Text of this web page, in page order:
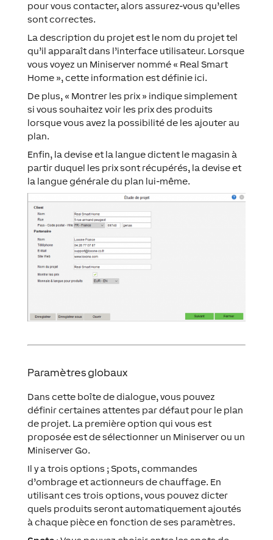
pour vous contacter, alors assurez-vous qu’elles
sont correctes.
La description du projet est le nom du projet tel
qu’il apparaît dans l’interface utilisateur. Lorsque
vous voyez un Miniserver nommé « Real Smart
Home », cette information est définie ici.
De plus, « Montrer les prix » indique simplement
si vous souhaitez voir les prix des produits
lorsque vous avez la possibilité de les ajouter au
plan.
Enfin, la devise et la langue dictent le magasin à
partir duquel les prix sont récupérés, la devise et
la langue générale du plan lui-même.
Paramètres globaux
Dans cette boîte de dialogue, vous pouvez
définir certaines attentes par défaut pour le plan
de projet. La première option qui vous est
proposée est de sélectionner un Miniserver ou un
Miniserver Go.
Il y a trois options ; Spots, commandes
d’ombrage et actionneurs de chauffage. En
utilisant ces trois options, vous pouvez dicter
quels produits seront automatiquement ajoutés
à chaque pièce en fonction de ses paramètres.